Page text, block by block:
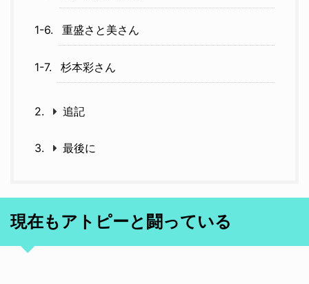
重盛さと美さん
杉本彩さん
追記
最後に
現在もアトピーと闘っている